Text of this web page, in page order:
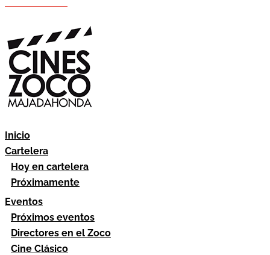
Inicio
Cartelera
Hoy en cartelera
Próximamente
Eventos
Próximos eventos
Directores en el Zoco
Cine Clásico